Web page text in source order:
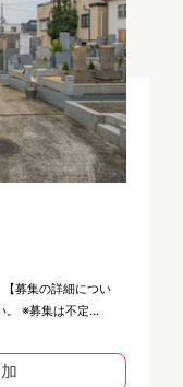
募集の詳細につい
。 ※募集は不定...